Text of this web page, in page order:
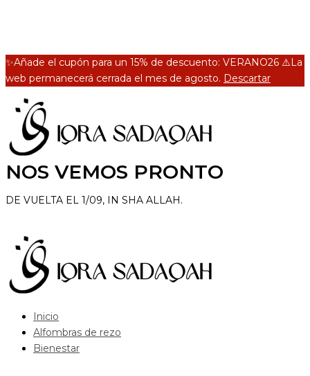
✨Añade el cupón para un 15% de descuento: VERANO26 ⚠️La
web permanecerá cerrada el mes de agosto. Descartar
NOS VEMOS PRONTO
DE VUELTA EL 1/09, IN SHA ALLAH.
Inicio
Alfombras de rezo
Bienestar